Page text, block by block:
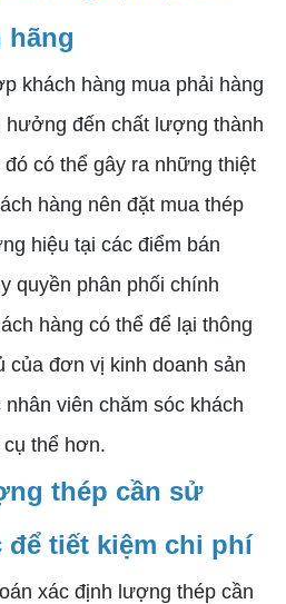
hãng
hàng mua phải hàng
hưởng đến chất lượng thành
có thể gây ra những thiệt
hàng nên đặt mua thép
hiệu tại các điểm bán
quyền phân phối chính
hàng có thể để lại thông
của đơn vị kinh doanh sản
viên chăm sóc khách
thể hơn.
thép cần sử
để tiết kiệm chi phí
xác định lượng thép cần